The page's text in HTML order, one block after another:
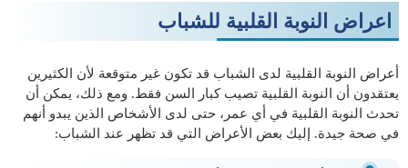
اعراض النوبة القلبية للشباب
أعراض النوبة القلبية لدى الشباب قد تكون غير متوقعة لأن الكثيرين
يعتقدون أن النوبة القلبية تصيب كبار السن فقط. ومع ذلك، يمكن أن
تحدث النوبة القلبية في أي عمر، حتى لدى الأشخاص الذين يبدو أنهم
في صحة جيدة. إليك بعض الأعراض التي قد تظهر عند الشباب: